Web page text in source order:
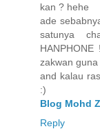
kan ? hehe
ade
satunya
zakwan
and kalau
:)
Blog Mohd
Reply